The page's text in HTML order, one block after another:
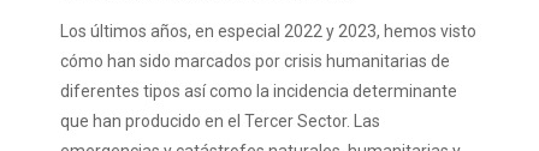
Los últimos años, en especial 2022 y 2023, hemos visto
cómo han sido marcados por crisis humanitarias de
diferentes tipos así como la incidencia determinante
que han producido en el Tercer Sector. Las